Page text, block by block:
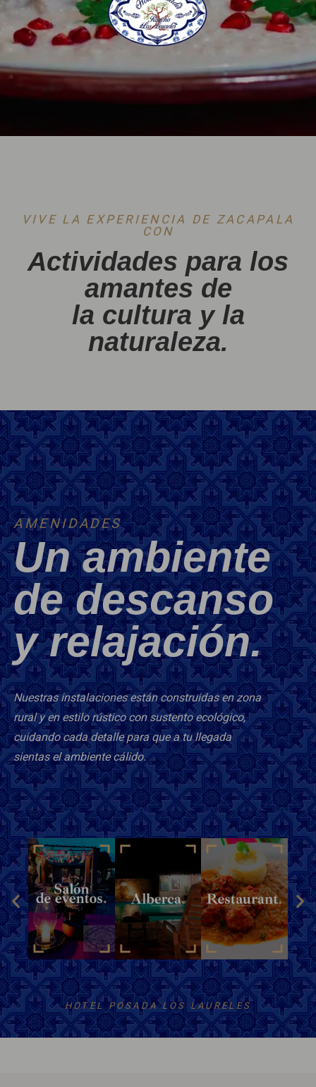
VIVE LA EXPERIENCIA DE ZACAPALA
CON
Actividades para los
amantes de
la cultura y la
naturaleza.
AMENIDADES
Un ambiente
de descanso
y relajación.
Nuestras instalaciones están construidas en zona
rural y en estilo rústico con sustento ecológico,
cuidando cada detalle para que a tu llegada
sientas el ambiente cálido.
HOTEL POSADA LOS LAURELES